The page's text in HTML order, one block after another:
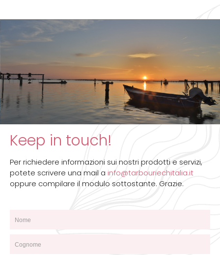
Keep in touch!
Per richiedere informazioni sui nostri prodotti e servizi,
potete scrivere una mail a info@tarbouriechitalia.it
oppure compilare il modulo sottostante. Grazie.